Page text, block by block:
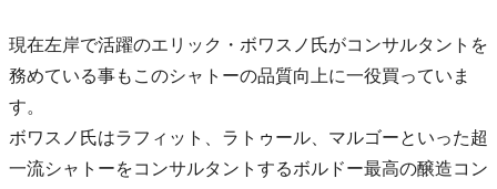
現在左岸で活躍のエリック・ボワスノ氏がコンサルタントを
務めている事もこのシャトーの品質向上に一役買っていま
す。
ボワスノ氏はラフィット、ラトゥール、マルゴーといった超
一流シャトーをコンサルタントするボルドー最高の醸造コン